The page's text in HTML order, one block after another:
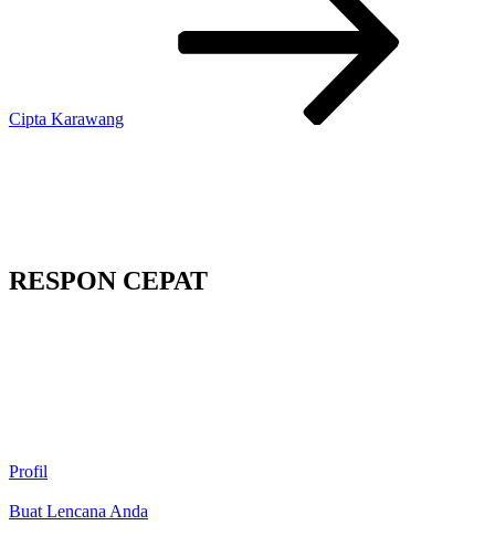
Cipta Karawang
RESPON CEPAT
Profil
Buat Lencana Anda